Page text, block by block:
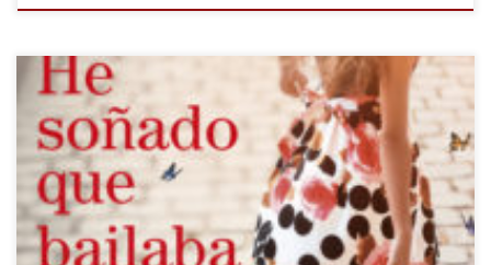
La vida de Charlotte dará un giro inesperado, pues lo que menos
imaginaba es que de un día a otro sus ambiciones cambiarían de
tal manera. Así es como la protagonista, una treintañera joven,
hermosa y con toda la vida por delante, luchará por conseguir
todo lo que desea, confiando […]